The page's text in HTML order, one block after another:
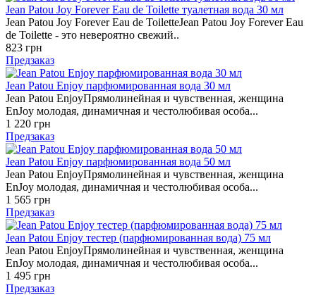
Jean Patou Joy Forever Eau de Toilette туалетная вода 30 мл
Jean Patou Joy Forever Eau de ToiletteJean Patou Joy Forever Eau
de Toilette - это невероятно свежий..
823 грн
Предзаказ
Jean Patou Enjoy парфюмированная вода 30 мл
Jean Patou EnjoyПрямолинейная и чувственная, женщина
EnJoy молодая, динамичная и честолюбивая особа...
1 220 грн
Предзаказ
Jean Patou Enjoy парфюмированная вода 50 мл
Jean Patou EnjoyПрямолинейная и чувственная, женщина
EnJoy молодая, динамичная и честолюбивая особа...
1 565 грн
Предзаказ
Jean Patou Enjoy тестер (парфюмированная вода) 75 мл
Jean Patou EnjoyПрямолинейная и чувственная, женщина
EnJoy молодая, динамичная и честолюбивая особа...
1 495 грн
Предзаказ